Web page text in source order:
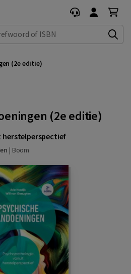
of ISBN
(2e editie)
(2e editie)
| Boom